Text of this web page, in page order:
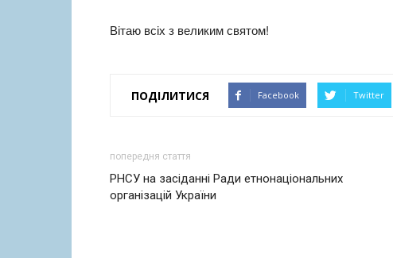
Вітаю всіх з великим святом!
ПОДІЛИТИСЯ Facebook Twitter
попередня стаття
РНСУ на засіданні Ради етнонаціональних
організацій України